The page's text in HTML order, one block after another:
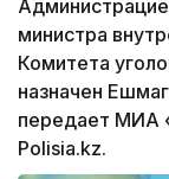
министра
Комитета
назначен
передает МИА
Polisia.kz.